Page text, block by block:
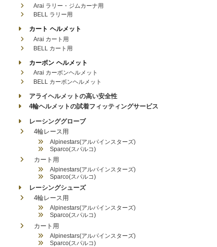
Arai ラリー・ジムカーナ用
BELL ラリー用
カート ヘルメット
Arai カート用
BELL カート用
カーボン ヘルメット
Arai カーボンヘルメット
BELL カーボンヘルメット
アライヘルメットの高い安全性
4輪ヘルメットの試着フィッティングサービス
レーシンググローブ
4輪レース用
Alpinestars(アルパインスターズ)
Sparco(スパルコ)
カート用
Alpinestars(アルパインスターズ)
Sparco(スパルコ)
レーシングシューズ
4輪レース用
Alpinestars(アルパインスターズ)
Sparco(スパルコ)
カート用
Alpinestars(アルパインスターズ)
Sparco(スパルコ)